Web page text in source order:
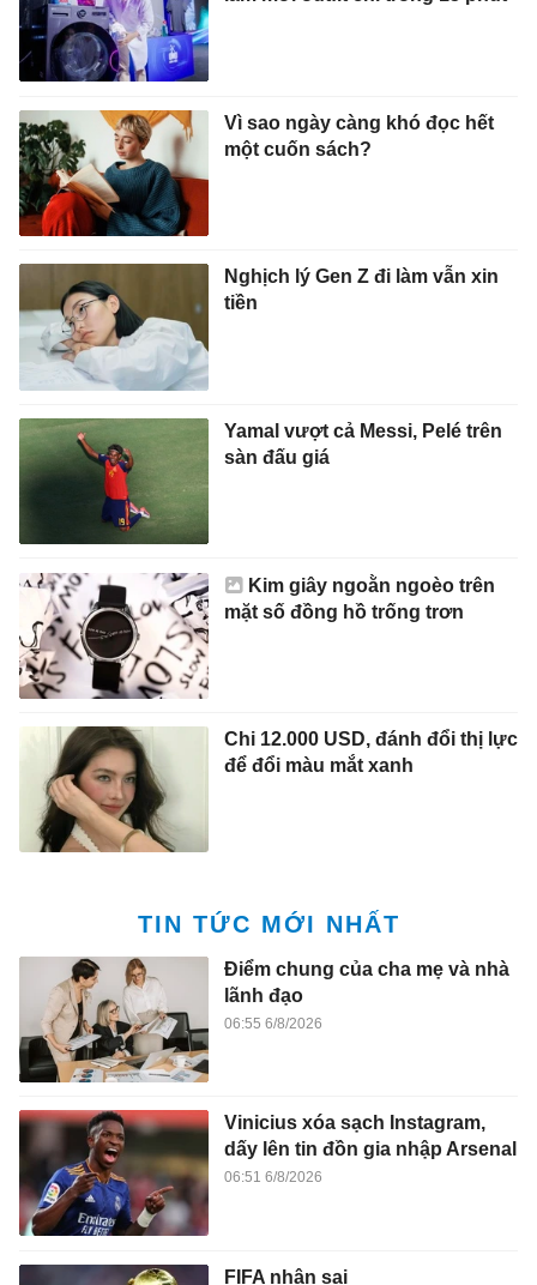
Vì sao ngày càng khó đọc hết
một cuốn sách?
Nghịch lý Gen Z đi làm vẫn xin
tiền
Yamal vượt cả Messi, Pelé trên
sàn đấu giá
Kim giây ngoằn ngoèo trên
mặt số đồng hồ trống trơn
Chi 12.000 USD, đánh đổi thị lực
để đổi màu mắt xanh
TIN TỨC MỚI NHẤT
Điểm chung của cha mẹ và nhà
lãnh đạo
06:55 6/8/2026
Vinicius xóa sạch Instagram,
dấy lên tin đồn gia nhập Arsenal
06:51 6/8/2026
FIFA nhận sai